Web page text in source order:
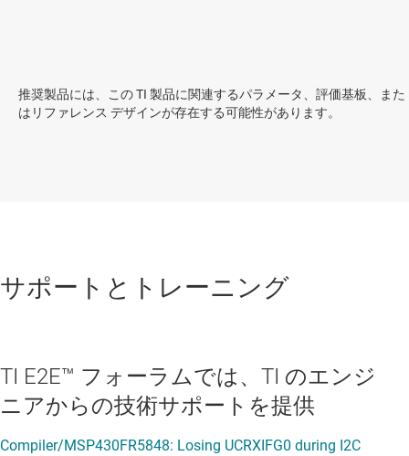
推奨製品には、この TI 製品に関連するパラメータ、評価基板、また
はリファレンス デザインが存在する可能性があります。
サポートとトレーニング
TI E2E™ フォーラムでは、TI のエンジ
ニアからの技術サポートを提供